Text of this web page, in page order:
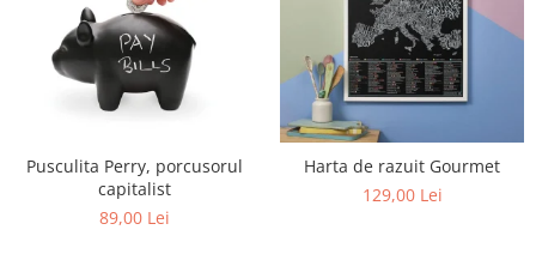
Pusculita Perry, porcusorul
capitalist
89,00 Lei
Harta de razuit Gourmet
129,00 Lei